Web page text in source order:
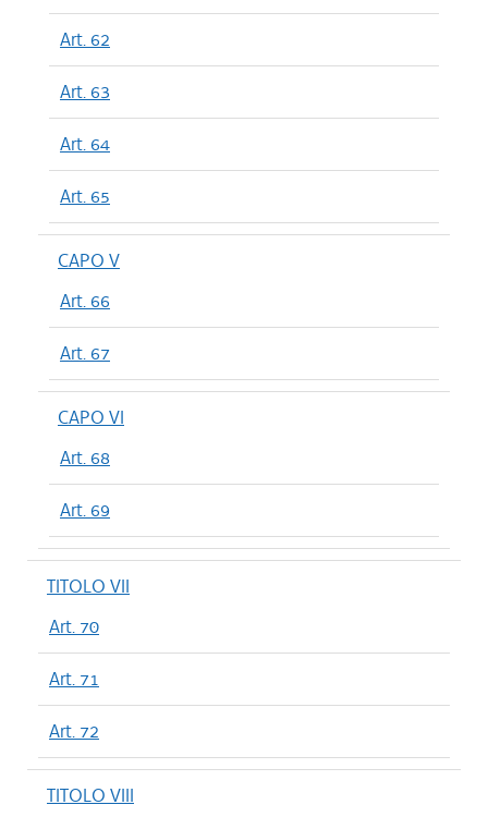
Art. 62
Art. 63
Art. 64
Art. 65
CAPO V
Art. 66
Art. 67
CAPO VI
Art. 68
Art. 69
TITOLO VII
Art. 70
Art. 71
Art. 72
TITOLO VIII